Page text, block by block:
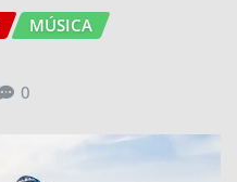
MÚSICA
0